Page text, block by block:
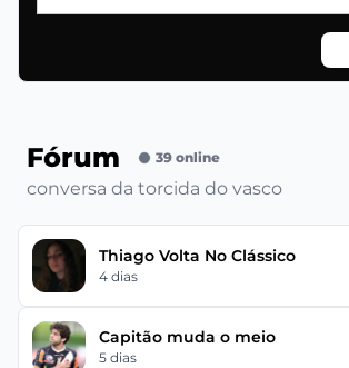
Fórum 39 online
conversa da torcida do vasco
Thiago Volta No Clássico
4 dias
Capitão muda o meio
5 dias